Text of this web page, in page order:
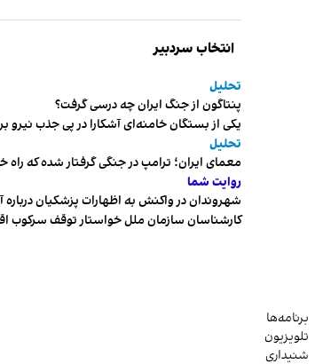
انتخاب سردبیر
تحلیل
پنتاگون از جنگ ایران چه درسی گرفت؟
یکی از بستگان خامنه‌ای آشکارا در پی جذب
تحلیل
معمای ایران؛ ترامپ در جنگی گرفتار شده که
روایت شما
شهروندان در واکنش به اظهارات پزشکیان درباره
کارشناسان سازمان ملل خواستار توقف سرکوب
برنامه‌ها
تلویزیون
شنیداری